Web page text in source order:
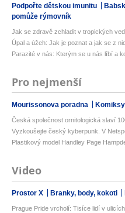
Podpořte dětskou imunitu
pomůže rýmovník
Jak se zdravě zchladit v tropických
Úpal a úžeh: Jak je poznat a jak se z
Parazité v nás: Kterým se u nás líbí a
Pro nejmenší
Mourissonova poradna Komiksy
Česká společnost ornitologická slaví
Vyzkoušejte český kyberpunk. V
Plastikový model Handley Page
Video
Prostor X Branky, body, kokoti
Prague Pride vrcholí: Tisíce lidí v